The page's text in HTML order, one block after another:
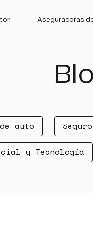
Aseguradoras
auto
y Tecnología